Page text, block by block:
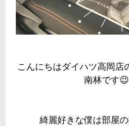
こんにちはダイハツ高岡店
南林です
綺麗好きな僕は部屋